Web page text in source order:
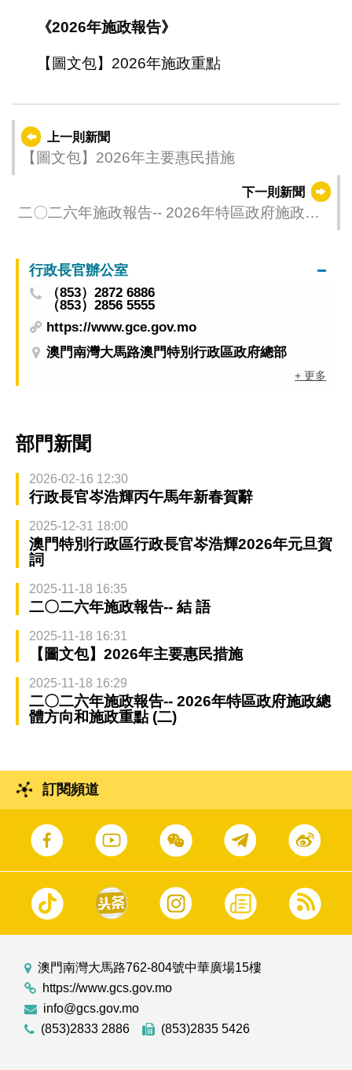
《2026年施政報告》
【圖文包】2026年施政重點
上一則新聞
【圖文包】2026年主要惠民措施
下一則新聞
二〇二六年施政報告-- 2026年特區政府施政總
行政長官辦公室
（853）2872 6886
（853）2856 5555
https://www.gce.gov.mo
澳門南灣大馬路澳門特別行政區政府總部
+ 更多
部門新聞
2026-02-16 12:30
行政長官岑浩輝丙午馬年新春賀辭
2025-12-31 18:00
澳門特別行政區行政長官岑浩輝2026年元旦賀
詞
2025-11-18 16:35
二〇二六年施政報告-- 結 語
2025-11-18 16:31
【圖文包】2026年主要惠民措施
2025-11-18 16:29
二〇二六年施政報告-- 2026年特區政府施政總
體方向和施政重點 (二)
訂閱頻道
澳門南灣大馬路762-804號中華廣場15樓
https://www.gcs.gov.mo
info@gcs.gov.mo
(853)2833 2886
(853)2835 5426